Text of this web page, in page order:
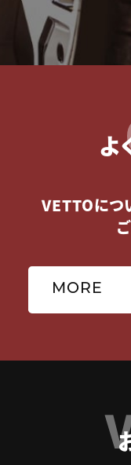
よ
VETTOにつ
MORE